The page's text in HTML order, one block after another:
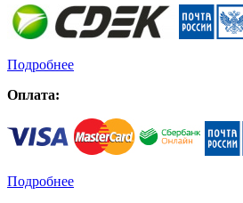
Подробнее
Оплата:
Подробнее